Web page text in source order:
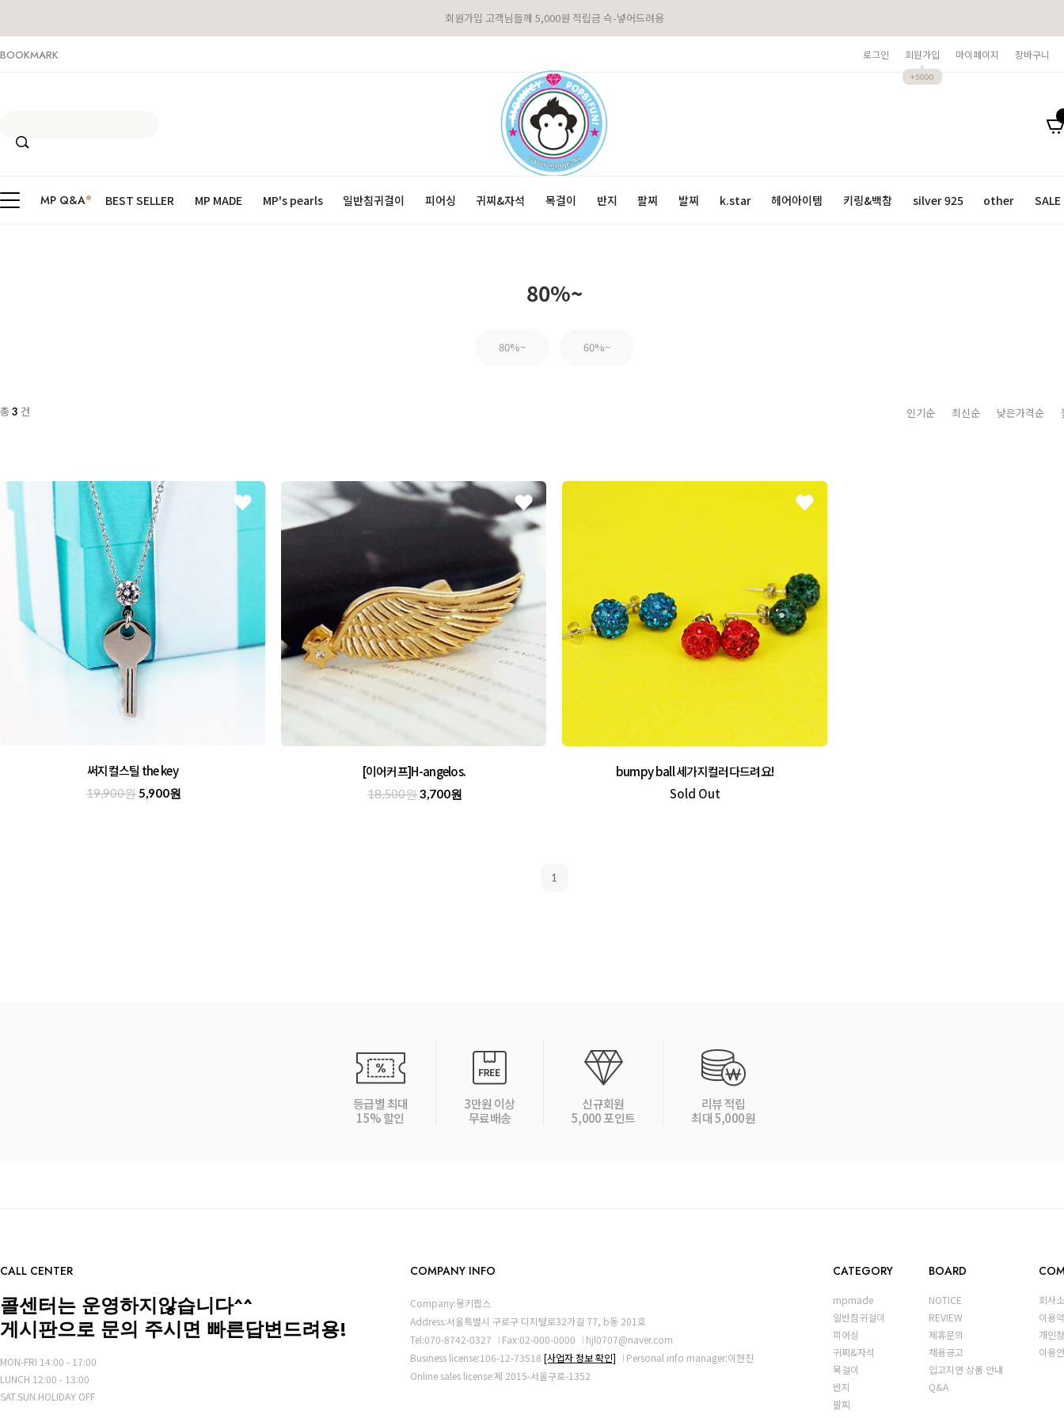
회원가입 고객님들께 5,000원 적립금 슥-넣어드려용
BOOKMARK 로그인 회원가입
+5000
마이페이지 장바구니
MP Q&A BEST SELLER MP MADE MP's pearls 일반침귀걸이 피어싱 귀찌&자석 목걸이 반지 팔찌 발찌 k.star 헤어아이템 키링&백참 silver 925 other SALE
80%~
80%~ 60%~
총 3 건 인기순 최신순 낮은가격순
써지컬스틸 the key
19,900원5,900원
[이어커프]H-angelos.
18,500원3,700원
bumpy ball 세가지컬러다드려요!
Sold Out
1
등급별 최대
15% 할인
3만원 이상
무료배송
신규회원
5,000 포인트
리뷰 적립
최대 5,000원
CALL CENTER
콜센터는 운영하지않습니다^^
게시판으로 문의 주시면 빠른답변드려용!
MON-FRI 14:00 - 17:00
LUNCH 12:00 - 13:00
SAT.SUN.HOLIDAY OFF
COMPANY INFO
Company:몽키팝스
Address:서울특별시 구로구 디지털로32가길 77, b동 201호
Tel:070-8742-0327
Fax:02-000-0000
hjl0707@naver.com
Business license:106-12-73518 [사업자 정보 확인]
Personal info manager:이현진
Online sales license:제 2015-서울구로-1352
CATEGORY
mpmade
일반침귀걸이
피어싱
귀찌&자석
목걸이
반지
팔찌
BOARD
NOTICE
REVIEW
제휴문의
채용공고
입고지연 상품 안내
Q&A
회사
이용
개인
이용